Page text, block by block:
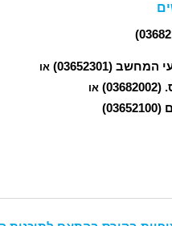
המחשב (03652301) או
(03682002) או
(03652100)